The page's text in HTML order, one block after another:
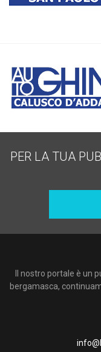
PER LA TUA
Il nostro portale è un
bergamasca,